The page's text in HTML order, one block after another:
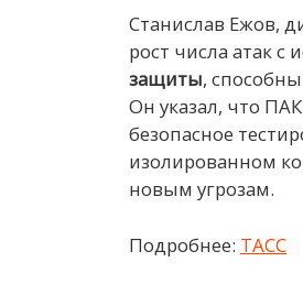
Станислав Ежов,
рост числа атак с
защиты,
Он указал, что
безопасное
изолированном
новым угрозам.
Подробнее: ТАСС